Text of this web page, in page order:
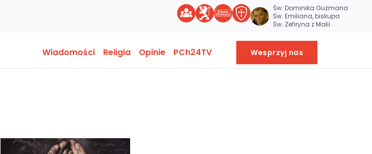
Św. Dominika Guzmana
Św. Emiliana, biskupa
Św. Zefiryna z Malii
Wiadomości Religia Opinie PCh24TV Wesprzyj nas